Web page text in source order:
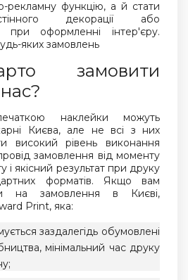
рекламну функцію, а й стати
декорації або
при оформленні інтер'єру.
яких замовлень
замовити
наклейки можуть
Києва, але не всі з них
високий рівень виконання
замовлення від моменту
і якісний результат при друку
форматів. Якщо вам
на замовлення в Києві,
Print, яка:
заздалегідь обумовлені
мінімальний час друку